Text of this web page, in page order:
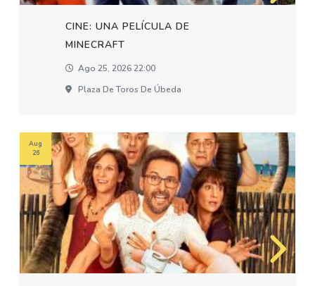
CINE: UNA PELÍCULA DE
MINECRAFT
Ago 25, 2026 22:00
Plaza De Toros De Úbeda
Aug
26